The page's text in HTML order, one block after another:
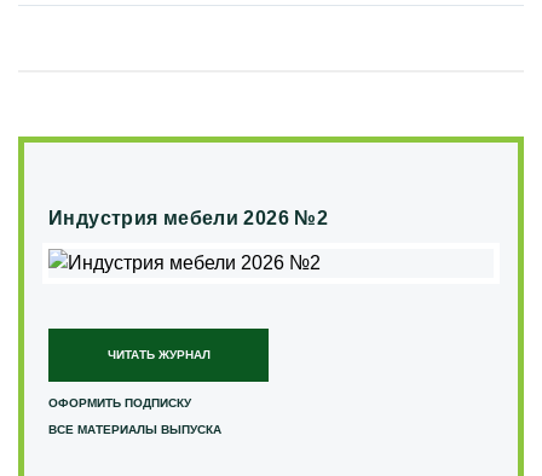
Индустрия мебели 2026 №2
ЧИТАТЬ ЖУРНАЛ
ОФОРМИТЬ ПОДПИСКУ
ВСЕ МАТЕРИАЛЫ ВЫПУСКА